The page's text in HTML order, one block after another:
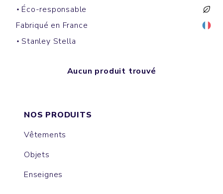
Éco-responsable
Fabriqué en France
Stanley Stella
Aucun produit trouvé
NOS PRODUITS
Vêtements
Objets
Enseignes